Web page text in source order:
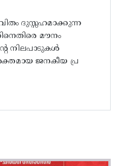
ദുസ്സഹമാക്കുന്ന
മൗനം
നിലപാടുകൾ
ജനകീയ പ്ര